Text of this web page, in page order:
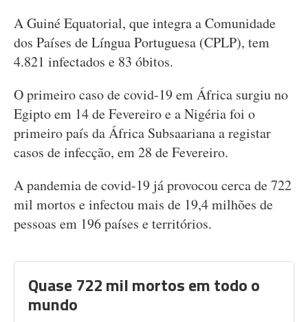
A Guiné Equatorial, que integra a Comunidade
dos Países de Língua Portuguesa (CPLP), tem
4.821 infectados e 83 óbitos.
O primeiro caso de covid-19 em África surgiu no
Egipto em 14 de Fevereiro e a Nigéria foi o
primeiro país da África Subsaariana a registar
casos de infecção, em 28 de Fevereiro.
A pandemia de covid-19 já provocou cerca de 722
mil mortos e infectou mais de 19,4 milhões de
pessoas em 196 países e territórios.
Quase 722 mil mortos em todo o
mundo